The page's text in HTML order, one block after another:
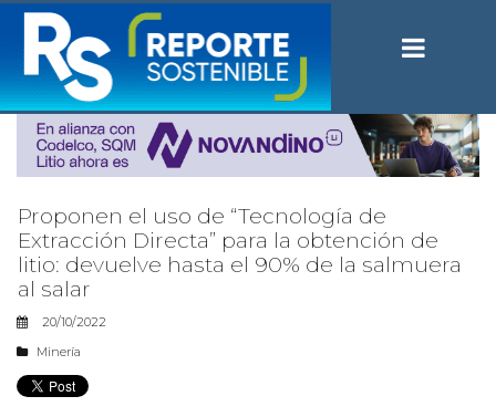
Proponen el uso de “Tecnología de
Extracción Directa” para la obtención de
litio: devuelve hasta el 90% de la salmuera
al salar
20/10/2022
Minería